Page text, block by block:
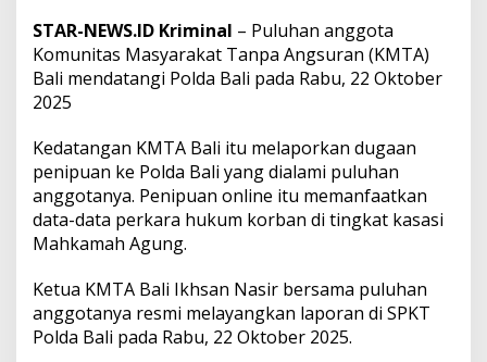
u
n
O
i
e
y
a
n
g
M
a
n
f
STAR-NEWS.ID Kriminal – Puluhan anggota
Komunitas Masyarakat Tanpa Angsuran (KMTA)
Bali mendatangi Polda Bali pada Rabu, 22 Oktober
2025
Kedatangan KMTA Bali itu melaporkan dugaan
penipuan ke Polda Bali yang dialami puluhan
anggotanya. Penipuan online itu memanfaatkan
data-data perkara hukum korban di tingkat kasasi
Mahkamah Agung.
Ketua KMTA Bali Ikhsan Nasir bersama puluhan
anggotanya resmi melayangkan laporan di SPKT
Polda Bali pada Rabu, 22 Oktober 2025.